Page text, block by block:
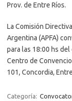
Prov. de Entre Ríos.
La Comisión
Argentina (APFA)
para las 18:00 hs
Centro de
101, Concordia,
Categoría: